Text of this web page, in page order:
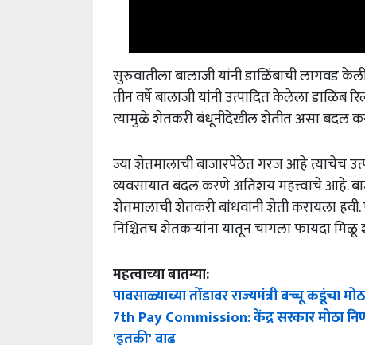
सुरुवातीला बालाजी यांनी डाळिंबाची लागवड
तीन वर्षे बालाजी यांनी उत्पादित केलेला डाळिंब
त्यामुळे शेतकरी बंधूनीदेखील शेतीत असा बदल
ज्या शेतमालाची बाजारपेठेत गरज आहे त्याचेच
व्यवसायात बदल करणे अतिशय महत्त्वाचे आहे.
शेतमालाची शेतकरी बांधवांनी शेती करायला
निश्चितच शेतकऱ्यांना यातून चांगला फायदा मिळू
महत्वाच्या बातम्या:
पावसाळ्याच्या तोंडावर राज्यमंत्री बच्चू कडूंचा
7th Pay Commission: केंद्र सरकार मोठा
'इतकी' वाढ